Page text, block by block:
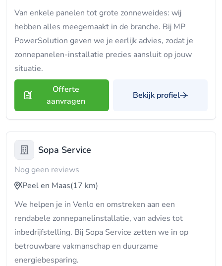
Van enkele panelen tot grote zonneweides: wij
hebben alles meegemaakt in de branche. Bij MP
PowerSolution geven we je eerlijk advies, zodat je
zonnepanelen-installatie precies aansluit op jouw
situatie.
Offerte
aanvragen
Bekijk profiel
Sopa Service
Nog geen reviews
Peel en Maas(17 km)
We helpen je in Venlo en omstreken aan een
rendabele zonnepanelinstallatie, van advies tot
inbedrijfstelling. Bij Sopa Service zetten we in op
betrouwbare vakmanschap en duurzame
energiebesparing.